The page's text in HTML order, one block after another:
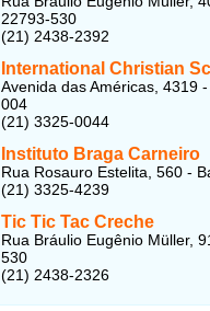
22793-530
(21) 2438-2392
International Christian
Avenida das Américas, 4319
004
(21) 3325-0044
Instituto Braga Carneiro
Rua Rosauro Estelita, 560 -
(21) 3325-4239
Tic Tic Tac Creche
Rua Bráulio Eugênio Müller,
530
(21) 2438-2326